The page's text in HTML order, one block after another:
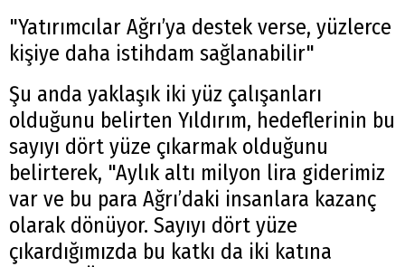
"Yatırımcılar Ağrı’ya destek verse, yüzlerce
kişiye daha istihdam sağlanabilir"
Şu anda yaklaşık iki yüz çalışanları
olduğunu belirten Yıldırım, hedeflerinin bu
sayıyı dört yüze çıkarmak olduğunu
belirterek, "Aylık altı milyon lira giderimiz
var ve bu para Ağrı’daki insanlara kazanç
olarak dönüyor. Sayıyı dört yüze
çıkardığımızda bu katkı da iki katına